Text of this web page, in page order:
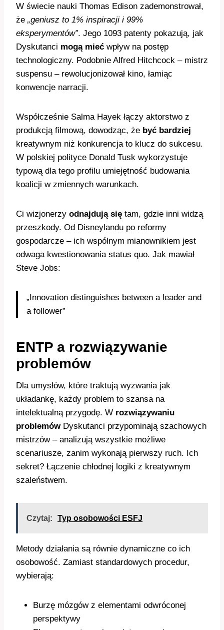
W świecie nauki Thomas Edison zademonstrował,
że „geniusz to 1% inspiracji i 99%
eksperymentów”. Jego 1093 patenty pokazują, jak
Dyskutanci mogą mieć wpływ na postęp
technologiczny. Podobnie Alfred Hitchcock – mistrz
suspensu – rewolucjonizował kino, łamiąc
konwencje narracji.
Współcześnie Salma Hayek łączy aktorstwo z
produkcją filmową, dowodząc, że być bardziej
kreatywnym niż konkurencja to klucz do sukcesu.
W polskiej polityce Donald Tusk wykorzystuje
typową dla tego profilu umiejętność budowania
koalicji w zmiennych warunkach.
Ci wizjonerzy odnajdują się tam, gdzie inni widzą
przeszkody. Od Disneylandu po reformy
gospodarcze – ich wspólnym mianownikiem jest
odwaga kwestionowania status quo. Jak mawiał
Steve Jobs:
„Innovation distinguishes between a leader and
a follower”
ENTP a rozwiązywanie
problemów
Dla umysłów, które traktują wyzwania jak
układankę, każdy problem to szansa na
intelektualną przygodę. W rozwiązywaniu
problemówDyskutanci przypominają szachowych
mistrzów – analizują wszystkie możliwe
scenariusze, zanim wykonają pierwszy ruch. Ich
sekret? Łączenie chłodnej logiki z kreatywnym
szaleństwem.
Czytaj: Typ osobowości ESFJ
Metody działania są równie dynamiczne co ich
osobowość. Zamiast standardowych procedur,
wybierają:
Burzę mózgów z elementami odwróconej
perspektywy